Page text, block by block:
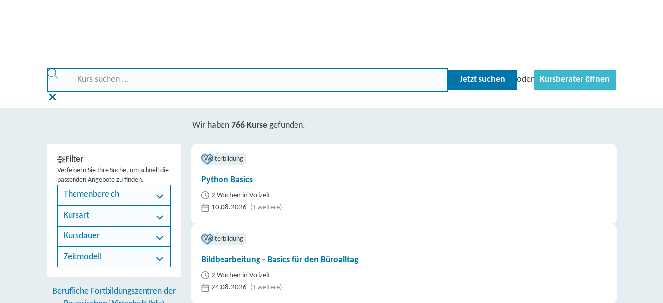
Jetzt suchen oder Kursberater öffnen
Wir haben 766 Kurse gefunden.
Filter
Verfeinern Sie Ihre Suche, um schnell die
passenden Angebote zu finden.
Themenbereich
Kursart
Kursdauer
Zeitmodell
Berufliche Fortbildungszentren der
Weiterbildung
Python Basics
2 Wochen in Vollzeit
10.08.2026 (+ weitere)
Weiterbildung
Bildbearbeitung - Basics für den Büroalltag
2 Wochen in Vollzeit
24.08.2026 (+ weitere)